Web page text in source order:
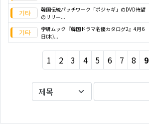
韓国伝統パッチワーク「ポジャギ」のDVD待望
のリリー...
学研ムック『韓国ドラマ名優カタログ2』4月6
日(木)...
1 2 3 4 5 6 7 8 9